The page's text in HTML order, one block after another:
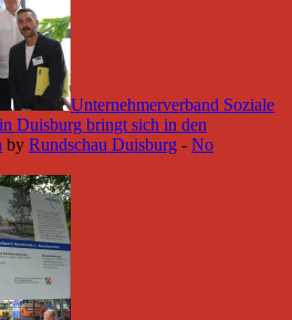
Unternehmerverband Soziale
Duisburg bringt sich in den
by Rundschau Duisburg - No